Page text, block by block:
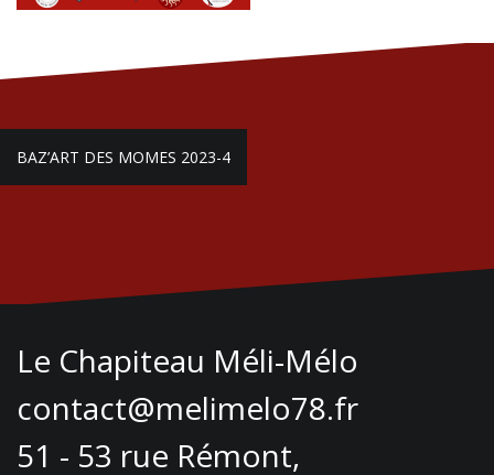
Navigation
de
BAZ’ART DES MOMES 2023-4
Le Chapiteau Méli-Mélo
contact@melimelo78.fr
51 - 53 rue Rémont,